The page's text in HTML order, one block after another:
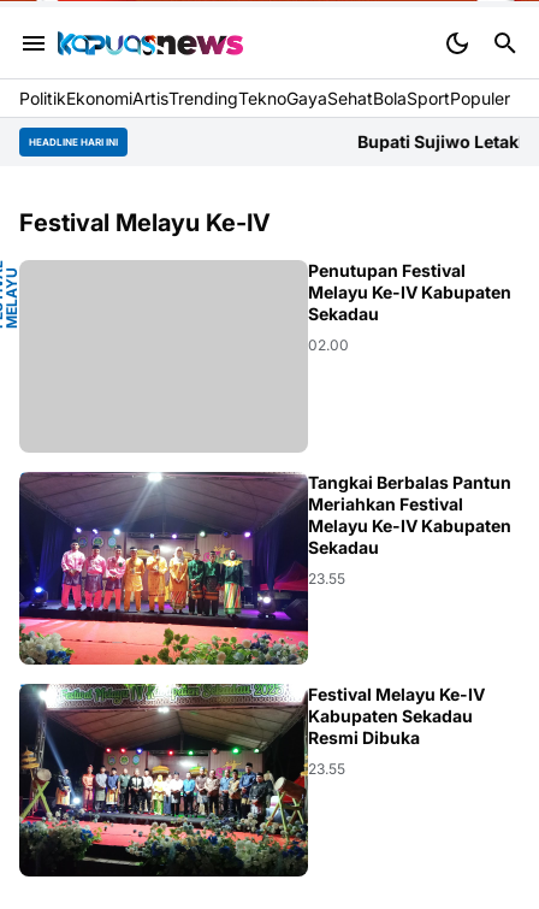
PolitikEkonomiArtisTrendingTeknoGayaSehatBolaSportPopuler
HEADLINE HARI INI Bupati Sujiwo Letakkan Batu
Festival Melayu Ke-IV
A
U
Penutupan Festival
Melayu Ke-IV Kabupaten
Sekadau
02.00
KALBAR
Tangkai Berbalas Pantun
Meriahkan Festival
Melayu Ke-IV Kabupaten
Sekadau
23.55
ARON
Festival Melayu Ke-IV
Kabupaten Sekadau
Resmi Dibuka
23.55